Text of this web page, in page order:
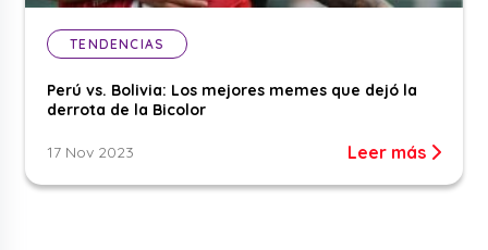
TENDENCIAS
Perú vs. Bolivia: Los mejores memes que dejó la
derrota de la Bicolor
17 Nov 2023 Leer más